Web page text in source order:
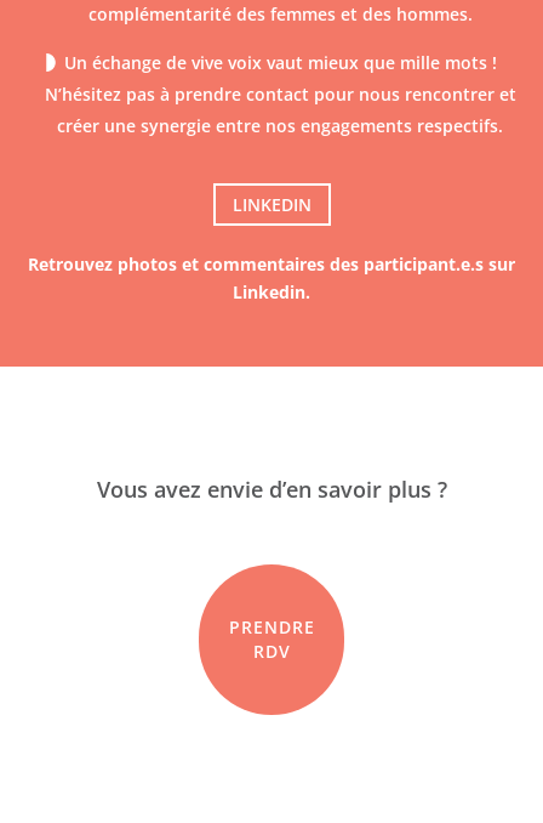
complémentarité des femmes et des hommes.
Un échange de vive voix vaut mieux que mille mots !
N’hésitez pas à prendre contact pour nous rencontrer et
créer une synergie entre nos engagements respectifs.
LINKEDIN
Retrouvez photos et commentaires des participant.e.s sur
Linkedin.
Vous avez envie d’en savoir plus ?
PRENDRE
RDV